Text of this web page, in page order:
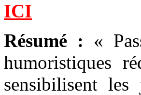
ICI
Résumé : «
humoristiques
sensibilisent